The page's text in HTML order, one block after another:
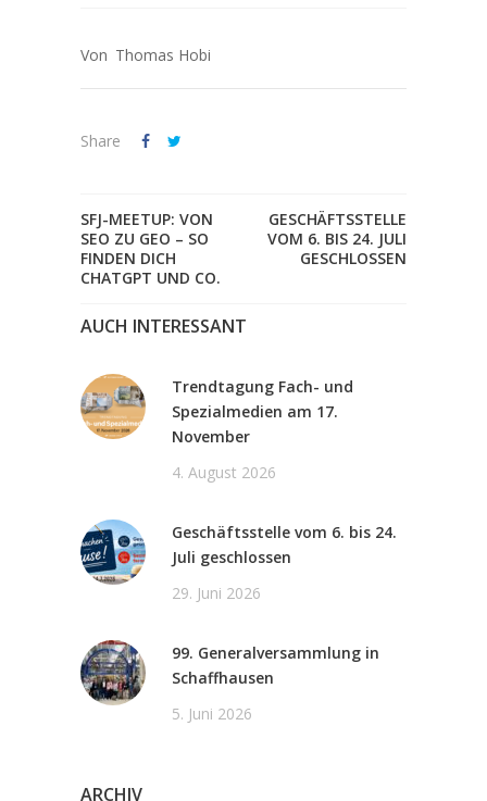
Thomas Hobi
Share
SFJ-MEETUP: VON
SEO ZU GEO – SO
FINDEN DICH
CHATGPT UND CO.
GESCHÄFTSSTELLE
VOM 6. BIS 24. JULI
GESCHLOSSEN
AUCH INTERESSANT
Trendtagung Fach- und
Spezialmedien am 17.
November
4. August 2026
Geschäftsstelle vom 6. bis 24.
Juli geschlossen
29. Juni 2026
99. Generalversammlung in
Schaffhausen
5. Juni 2026
ARCHIV